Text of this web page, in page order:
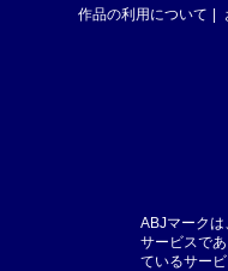
作品の利用について
ABJマーク
サービスで
ているサー